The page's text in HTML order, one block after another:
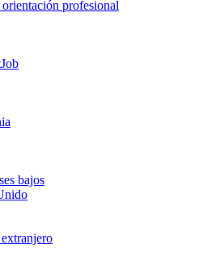
profesional
bajos